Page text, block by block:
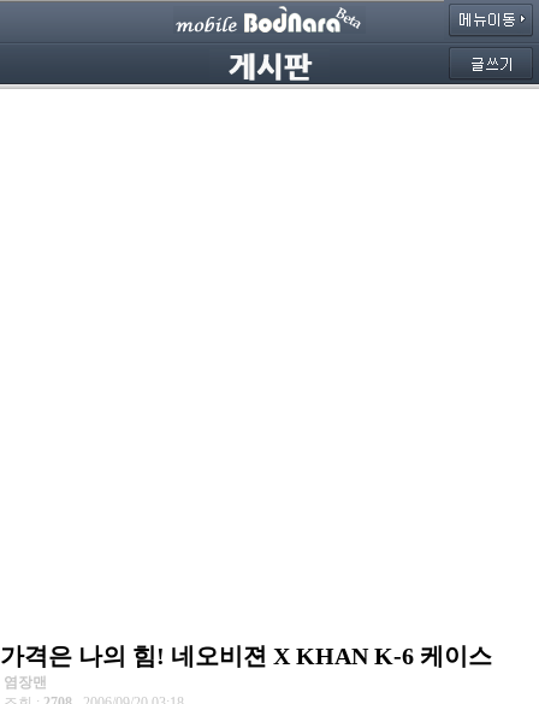
가격은 나의 힘! 네오비젼 X KHAN K-6 케이스
염장맨